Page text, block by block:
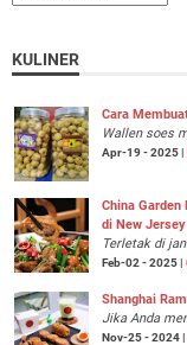
KULINER
Cara
Wallen soes
Apr-19 - 2025 |
China Garden
di New Jersey
Terletak di
Feb-02 - 2025 |
Shanghai
Jika Anda
Nov-25 - 2024 |